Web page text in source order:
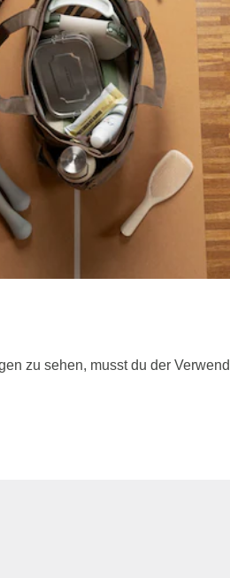
zu sehen, musst du der